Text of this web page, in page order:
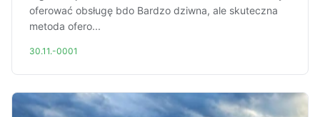
oferować obsługę bdo Bardzo dziwna, ale skuteczna
metoda ofero...
30.11.-0001